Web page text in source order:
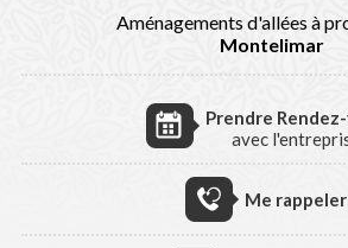
Aménagements d'allées à
Montelimar
Prendre
avec
Me rappeler